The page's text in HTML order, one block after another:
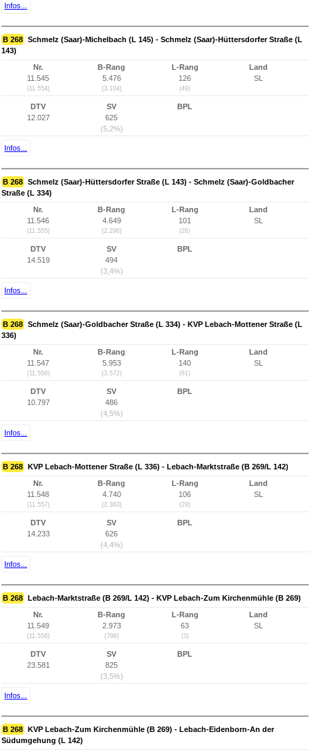
Infos...
B 268 Schmelz (Saar)-Michelbach (L 145) - Schmelz (Saar)-Hüttersdorfer Straße (L
143)
Nr.
11.545
(11.554)
B-Rang
5.476
(3.104)
L-Rang
126
(49)
Land
SL
DTV
12.027
SV
625
(5,2%)
BPL
Infos...
B 268 Schmelz (Saar)-Hüttersdorfer Straße (L 143) - Schmelz (Saar)-Goldbacher
Straße (L 334)
Nr.
11.546
(11.555)
B-Rang
4.649
(2.296)
L-Rang
101
(26)
Land
SL
DTV
14.519
SV
494
(3,4%)
BPL
Infos...
B 268 Schmelz (Saar)-Goldbacher Straße (L 334) - KVP Lebach-Mottener Straße (L
336)
Nr.
11.547
(11.556)
B-Rang
5.953
(3.572)
L-Rang
140
(61)
Land
SL
DTV
10.797
SV
486
(4,5%)
BPL
Infos...
B 268 KVP Lebach-Mottener Straße (L 336) - Lebach-Marktstraße (B 269/L 142)
Nr.
11.548
(11.557)
B-Rang
4.740
(2.383)
L-Rang
106
(29)
Land
SL
DTV
14.233
SV
626
(4,4%)
BPL
Infos...
B 268 Lebach-Marktstraße (B 269/L 142) - KVP Lebach-Zum Kirchenmühle (B 269)
Nr.
11.549
(11.558)
B-Rang
2.973
(798)
L-Rang
63
(3)
Land
SL
DTV
23.581
SV
825
(3,5%)
BPL
Infos...
B 268 KVP Lebach-Zum Kirchenmühle (B 269) - Lebach-Eidenborn-An der
Südumgehung (L 142)